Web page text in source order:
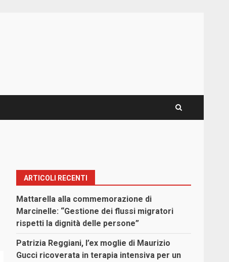
ARTICOLI RECENTI
Mattarella alla commemorazione di
Marcinelle: “Gestione dei flussi migratori
rispetti la dignità delle persone”
Patrizia Reggiani, l’ex moglie di Maurizio
Gucci ricoverata in terapia intensiva per un